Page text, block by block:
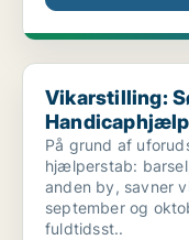
Vikarstilling: Søges
Vikarstilling:
På grund af
hjælperstab:
anden by, savner
september og
fuldtidsst..